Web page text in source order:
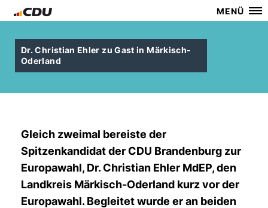
MENÜ
Dr. Christian Ehler zu Gast in Märkisch-
Oderland
Gleich zweimal bereiste der
Spitzenkandidat der CDU Brandenburg zur
Europawahl, Dr. Christian Ehler MdEP, den
Landkreis Märkisch-Oderland kurz vor der
Europawahl. Begleitet wurde er an beiden